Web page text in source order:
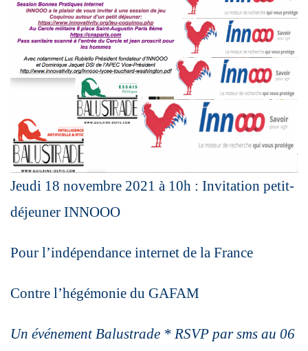
Jeudi 18 novembre 2021 à 10h : Invitation petit-
déjeuner INNOOO
Pour l’indépendance internet de la France
Contre l’hégémonie du GAFAM
Un événement Balustrade * RSVP par sms au 06